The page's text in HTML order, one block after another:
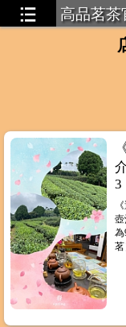
高品茗茶
龍...4
3
為
茗